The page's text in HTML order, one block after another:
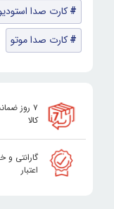
کارت صدا
کارت صدا موتو
۷ روز
کالا
گارانتی و
اعتبار